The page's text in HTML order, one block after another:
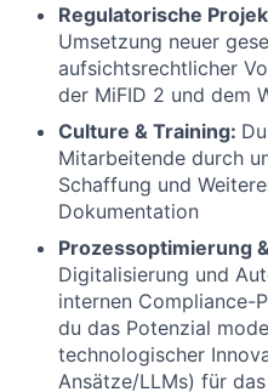
Regulatorische
Umsetzung neuer
aufsichtsrechtlicher
der MiFID 2 und dem
Culture & Training:
Mitarbeitende durch
Schaffung und
Dokumentation
Prozessoptimierung
Digitalisierung und
internen Compliance-
du das Potenzial
technologischer
Ansätze/LLMs) für